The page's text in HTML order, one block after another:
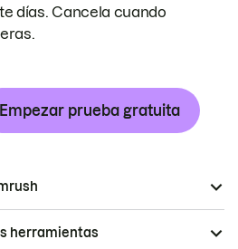
días. Cancela cuando
Empezar prueba gratuita
herramientas